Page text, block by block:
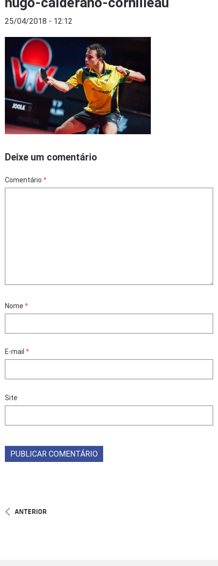
25/04/2018 - 12:12
Deixe um comentário
Comentário *
Nome *
E-mail *
Site
ANTERIOR